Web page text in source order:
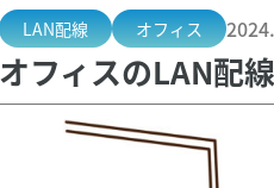
LAN配線 オフィス
オフィスのLAN配